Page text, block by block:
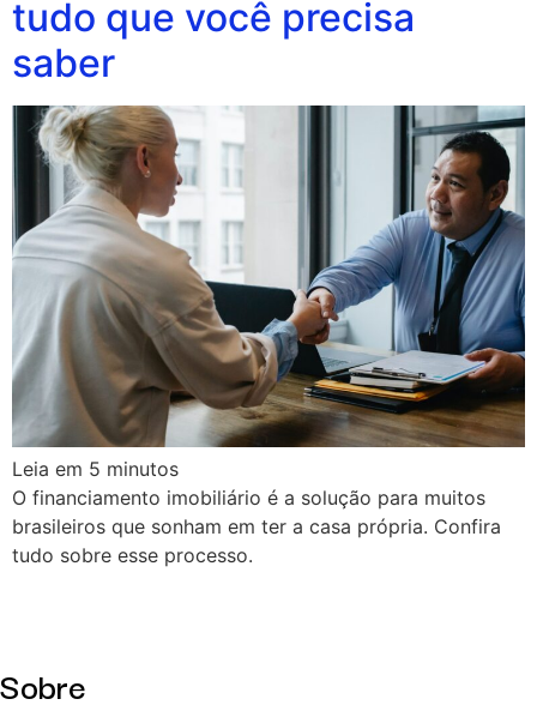
tudo que você precisa
saber
Leia em 5 minutos
O financiamento imobiliário é a solução para muitos
brasileiros que sonham em ter a casa própria. Confira
tudo sobre esse processo.
Sobre